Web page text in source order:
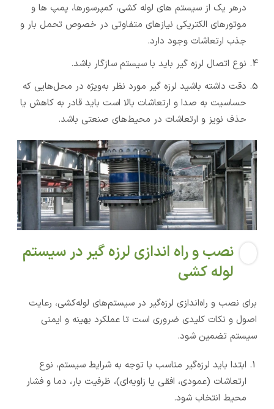
درهر یک از سیستم های لوله کشی، کمپرسورها، پمپ ها و
موتورهای الکتریکی نیازهای متفاوتی در خصوص تحمل بار و
جذب ارتعاشات وجود دارد.
نوع اتصال لرزه گیر باید با سیستم سازگار باشد.
دقت داشته باشید لرزه گیر مورد نظر به‌ویژه در محل‌هایی که
حساسیت به صدا و ارتعاشات بالا است باید قادر به کاهش یا
حذف نویز و ارتعاشات در محیط‌های صنعتی باشد.
نصب و راه اندازی لرزه گیر در سیستم
لوله کشی
برای نصب و راه‌اندازی لرزه‌گیر در سیستم‌های لوله‌کشی، رعایت
اصول و نکات کلیدی ضروری است تا عملکرد بهینه و ایمنی
سیستم تضمین شود.
ابتدا باید لرزه‌گیر مناسب با توجه به شرایط سیستم، نوع
ارتعاشات (عمودی، افقی یا زاویه‌ای)، ظرفیت بار، دما و فشار
محیط انتخاب شود.